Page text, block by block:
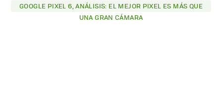
GOOGLE PIXEL 6, ANÁLISIS: EL MEJOR PIXEL ES MÁS QUE
UNA GRAN CÁMARA